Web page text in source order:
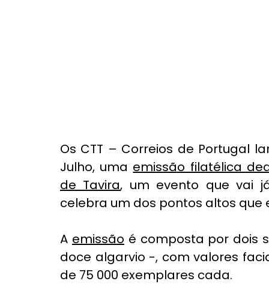
Os CTT – Correios de Portugal
Julho, uma emissão filatélica
de Tavira, um evento que vai
celebra um dos pontos altos
A emissão é composta por dois
doce algarvio -, com valores
de 75 000 exemplares cada.